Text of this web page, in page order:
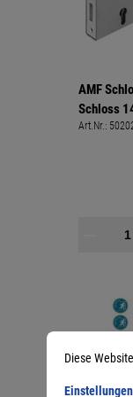
AMF
Schloss
Art.Nr.:
Diese
Einstellungen